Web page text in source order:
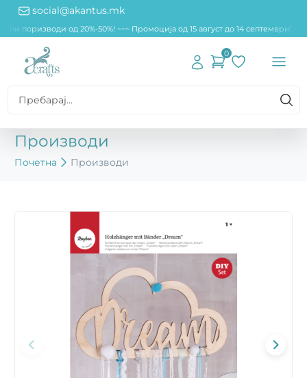
social@akantus.mk
поризводи од 20%-50%! ~~~ Промоција од 15 август до 14 септември!
0
Производи
Почетна Производи